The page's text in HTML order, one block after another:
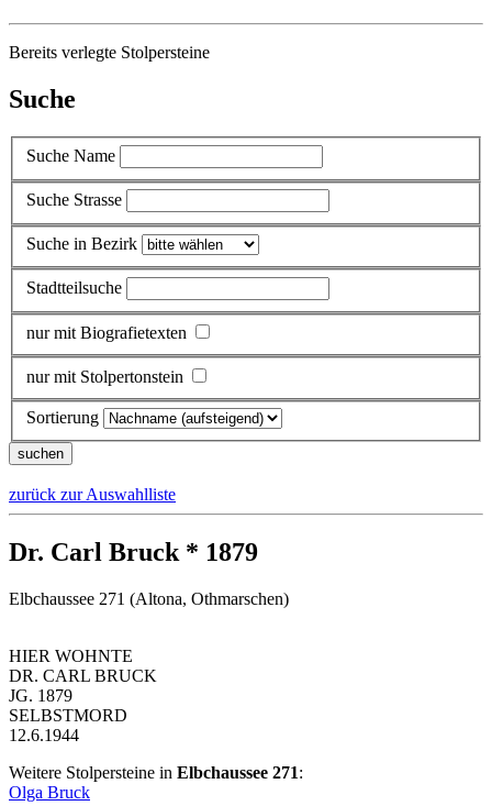
Bereits verlegte Stolpersteine
Suche
Suche Name
Suche Strasse
Suche in Bezirk
Stadtteilsuche
nur mit Biografietexten
nur mit Stolpertonstein
Sortierung
zurück zur Auswahlliste
Dr. Carl Bruck * 1879
Elbchaussee 271 (Altona, Othmarschen)
HIER WOHNTE
DR. CARL BRUCK
JG. 1879
SELBSTMORD
12.6.1944
Weitere Stolpersteine in Elbchaussee 271:
Olga Bruck